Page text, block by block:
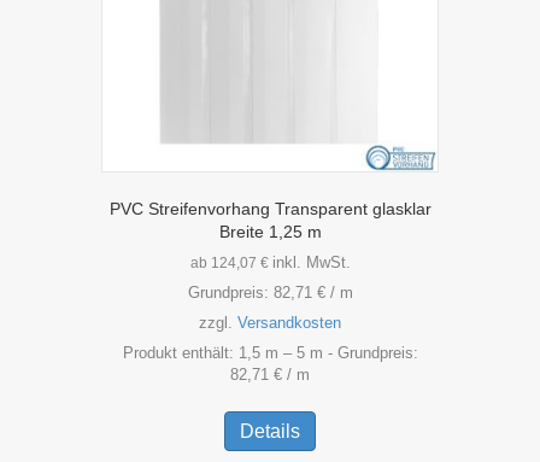
PVC Streifenvorhang Transparent glasklar
Breite 1,25 m
ab 124,07 € inkl. MwSt.
Grundpreis: 82,71 €/ m
zzgl. Versandkosten
Produkt enthält: 1,5 m – 5 m - Grundpreis:
82,71 € / m
Details
weist